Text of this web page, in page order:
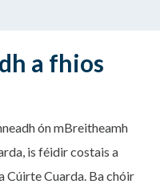
a fhios
ón mBreitheamh
is féidir costais a
Cúirte Cuarda. Ba chóir